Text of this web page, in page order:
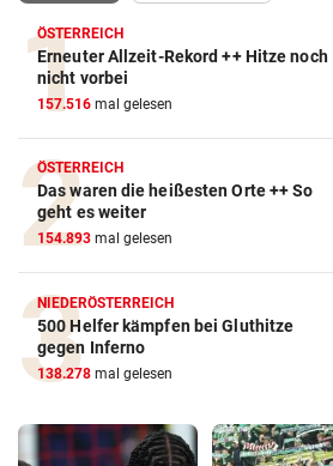
ÖSTERREICH
Erneuter Allzeit-Rekord ++ Hitze noch
nicht vorbei
157.516 mal gelesen
ÖSTERREICH
Das waren die heißesten Orte ++ So
geht es weiter
154.893 mal gelesen
NIEDERÖSTERREICH
500 Helfer kämpfen bei Gluthitze
gegen Inferno
138.278 mal gelesen